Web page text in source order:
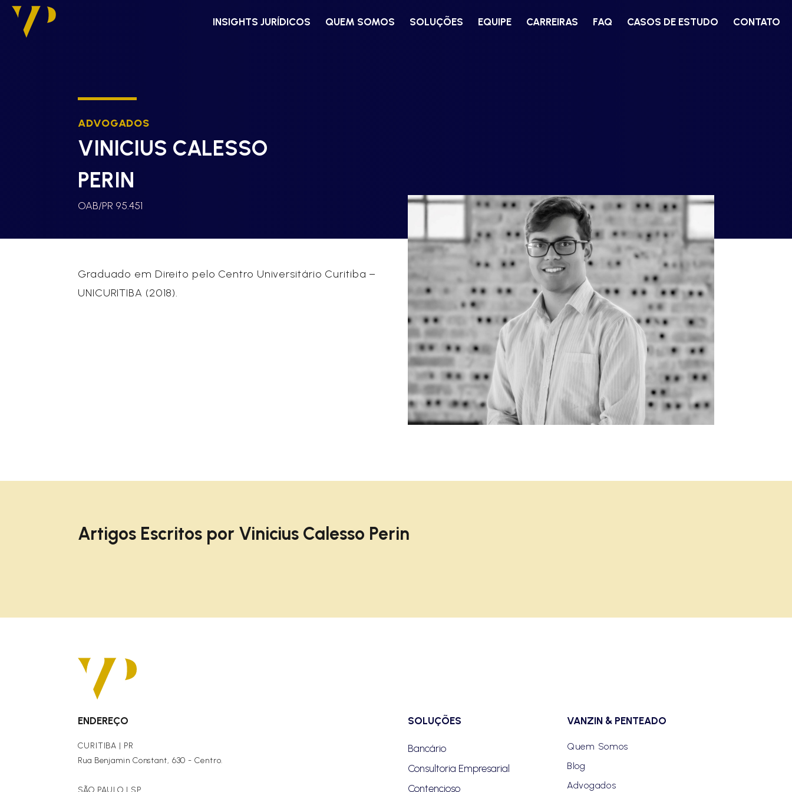
INSIGHTS JURÍDICOS QUEM SOMOS SOLUÇÕES EQUIPE CARREIRAS FAQ CASOS DE ESTUDO CONTATO
ADVOGADOS
VINICIUS CALESSO
PERIN
OAB/PR 95.451
Graduado em Direito pelo Centro Universitário Curitiba –
UNICURITIBA (2018).
Artigos Escritos por Vinicius Calesso Perin
ENDEREÇO
CURITIBA | PR
Rua Benjamin Constant, 630 - Centro.
SOLUÇÕES
Bancário
Consultoria Empresarial
Contencioso
VANZIN & PENTEADO
Quem Somos
Blog
Advogados